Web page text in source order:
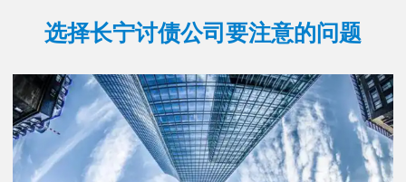
选择长宁讨债公司要注意的问题